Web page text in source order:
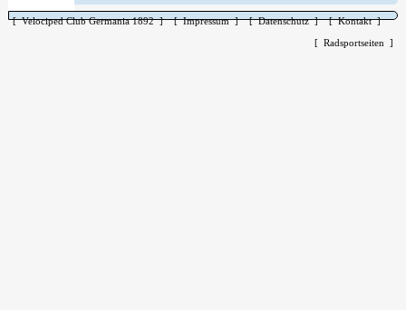
[ Velociped Club Germania 1892 ] [ Impressum ] [ Datenschutz ]
[ Kontakt ]
[ Radsportseiten ]